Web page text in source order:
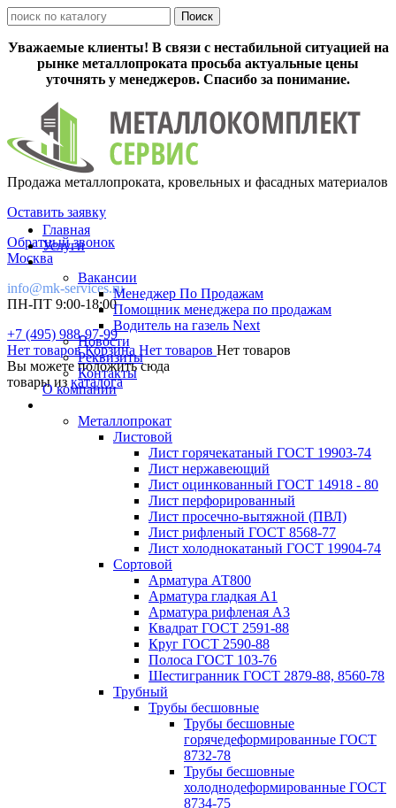
Уважаемые клиенты! В связи с нестабильной ситуацией на
рынке металлопроката просьба актуальные цены
уточнять у менеджеров. Спасибо за понимание.
Продажа металлопроката, кровельных и фасадных материалов
Оставить заявку
Обратный звонок
Москва
info@mk-services.ru
ПН-ПТ 9:00-18:00
+7 (495) 988-97-99
Нет товаровКорзина Нет товаров Нет товаров
Вы можете положить сюда
товары из каталога
Главная
Услуги
Вакансии
Менеджер По Продажам
Помощник менеджера по продажам
Водитель на газель Next
Новости
Реквизиты
Контакты
О компании
Металлопрокат
Листовой
Лист горячекатаный ГОСТ 19903-74
Лист нержавеющий
Лист оцинкованный ГОСТ 14918 - 80
Лист перфорированный
Лист просечно-вытяжной (ПВЛ)
Лист рифленый ГОСТ 8568-77
Лист холоднокатаный ГОСТ 19904-74
Сортовой
Арматура АТ800
Арматура гладкая А1
Арматура рифленая А3
Квадрат ГОСТ 2591-88
Круг ГОСТ 2590-88
Полоса ГОСТ 103-76
Шестигранник ГОСТ 2879-88, 8560-78
Трубный
Трубы бесшовные
Трубы бесшовные
горячедеформированные ГОСТ
8732-78
Трубы бесшовные
холоднодеформированные ГОСТ
8734-75